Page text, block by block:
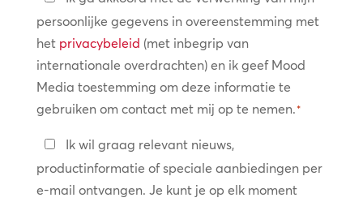
*
persoonlijke gegevens in overeenstemming met
het privacybeleid (met inbegrip van
internationale overdrachten) en ik geef Mood
Media toestemming om deze informatie te
gebruiken om contact met mij op te nemen.*
Blijf
in
contact
Ik wil graag relevant nieuws,
productinformatie of speciale aanbiedingen per
e-mail ontvangen. Je kunt je op elk moment